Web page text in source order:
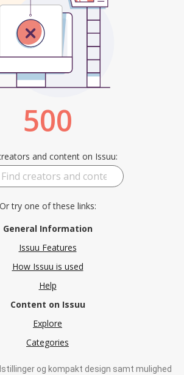
og kompakt design samt mulighed